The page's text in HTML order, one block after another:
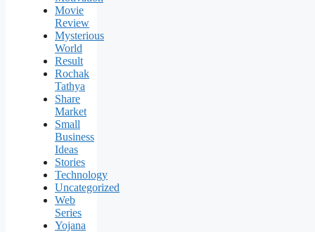
Movie
Review
Mysterious
World
Result
Rochak
Tathya
Share
Market
Small
Business
Ideas
Stories
Technology
Uncategorized
Web
Series
Yojana